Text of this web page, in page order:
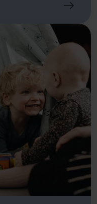
Ihres Aufenthalts
während Ihres